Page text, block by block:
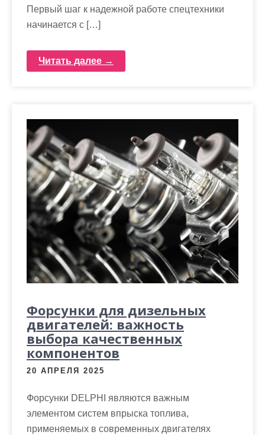
Первый шаг к надежной работе спецтехники
начинается с […]
Читать далее →
Форсунки для дизельных
двигателей: важность
выбора качественных
компонентов
20 АПРЕЛЯ 2025
Форсунки DELPHI являются важным
элементом систем впрыска топлива,
применяемых в современных двигателях